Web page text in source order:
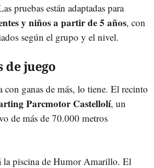
pruebas están adaptadas para
y niños a partir de 5 años, con
según el grupo y el nivel.
de juego
con ganas de más, lo tiene. El recinto
Parcmotor Castellolí, un
de más de 70.000 metros
la piscina de Humor Amarillo. El